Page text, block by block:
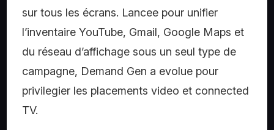
sur tous les écrans. Lancee pour unifier
l’inventaire YouTube, Gmail, Google Maps et
du réseau d’affichage sous un seul type de
campagne, Demand Gen a evolue pour
privilegier les placements video et connected
TV.